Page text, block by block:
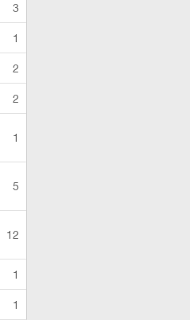
3
1
2
2
1
5
12
1
1